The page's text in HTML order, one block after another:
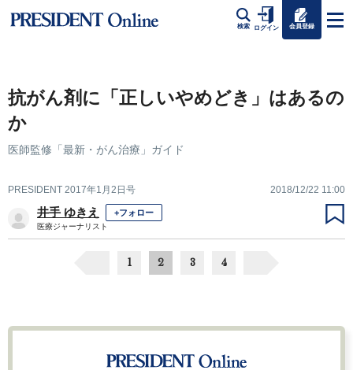
検索 ログイン 会員登録
抗がん剤に「正しいやめどき」はあるの
か
医師監修「最新・がん治療」ガイド
PRESIDENT 2017年1月2日号 2018/12/22 11:00
井手 ゆきえ +フォロー
医療ジャーナリスト
1 2 3 4